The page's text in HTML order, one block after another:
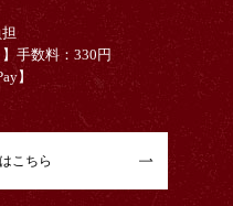
手数料：330円
】
こちら